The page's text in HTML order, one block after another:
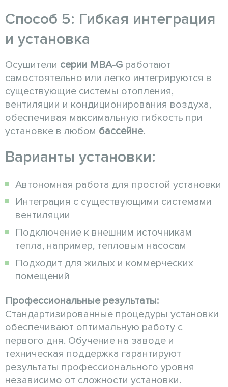
Способ 5: Гибкая интеграция
и установка
Осушители серии MBA-G работают
самостоятельно или легко интегрируются в
существующие системы отопления,
вентиляции и кондиционирования воздуха,
обеспечивая максимальную гибкость при
установке в любом бассейне.
Варианты установки:
Автономная работа для простой установки
Интеграция с существующими системами
вентиляции
Подключение к внешним источникам
тепла, например, тепловым насосам
Подходит для жилых и коммерческих
помещений
Профессиональные результаты:
Стандартизированные процедуры установки
обеспечивают оптимальную работу с
первого дня. Обучение на заводе и
техническая поддержка гарантируют
результаты профессионального уровня
независимо от сложности установки.